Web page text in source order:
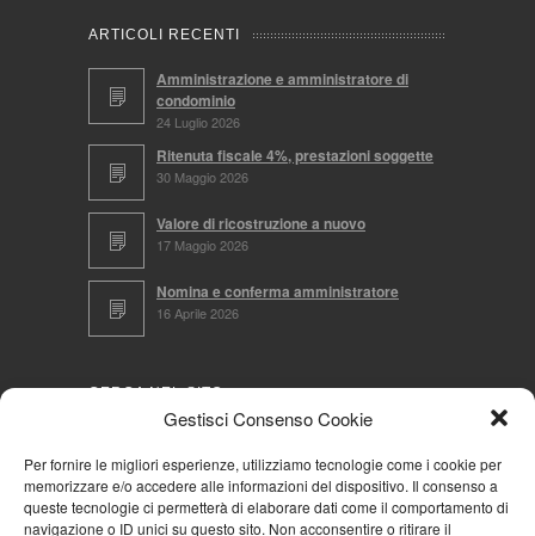
Gestisci Consenso Cookie
Per fornire le migliori esperienze, utilizziamo tecnologie come i cookie per
memorizzare e/o accedere alle informazioni del dispositivo. Il consenso a
queste tecnologie ci permetterà di elaborare dati come il comportamento di
navigazione o ID unici su questo sito. Non acconsentire o ritirare il
ARTICOLI RECENTI
Amministrazione e amministratore di
condominio
24 Luglio 2026
Ritenuta fiscale 4%, prestazioni soggette
30 Maggio 2026
Valore di ricostruzione a nuovo
17 Maggio 2026
Nomina e conferma amministratore
16 Aprile 2026
CERCA NEL SITO
NAVIGA PER